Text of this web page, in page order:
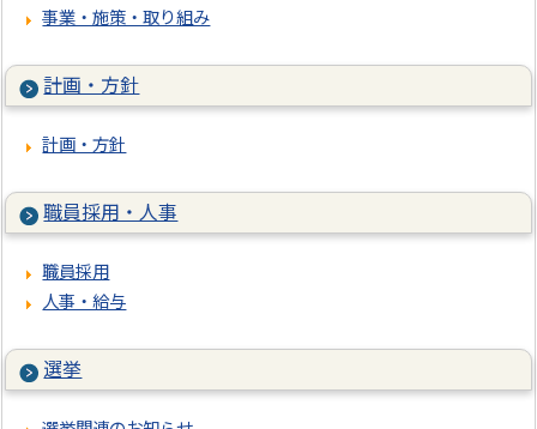
事業・施策・取り組み
計画・方針
計画・方針
職員採用・人事
職員採用
人事・給与
選挙